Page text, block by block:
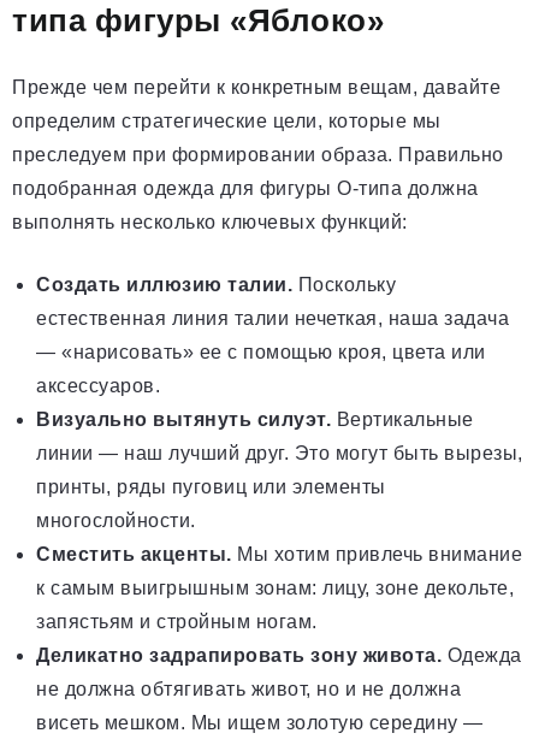
типа фигуры «Яблоко»
Прежде чем перейти к конкретным вещам, давайте
определим стратегические цели, которые мы
преследуем при формировании образа. Правильно
подобранная одежда для фигуры О-типа должна
выполнять несколько ключевых функций:
Создать иллюзию талии. Поскольку
естественная линия талии нечеткая, наша задача
— «нарисовать» ее с помощью кроя, цвета или
аксессуаров.
Визуально вытянуть силуэт. Вертикальные
линии — наш лучший друг. Это могут быть вырезы,
принты, ряды пуговиц или элементы
многослойности.
Сместить акценты. Мы хотим привлечь внимание
к самым выигрышным зонам: лицу, зоне декольте,
запястьям и стройным ногам.
Деликатно задрапировать зону живота. Одежда
не должна обтягивать живот, но и не должна
висеть мешком. Мы ищем золотую середину —